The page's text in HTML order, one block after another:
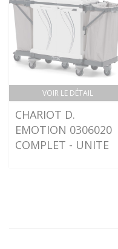
VOIR LE DÉTAIL
CHARIOT D.
EMOTION 0306020
COMPLET - UNITE